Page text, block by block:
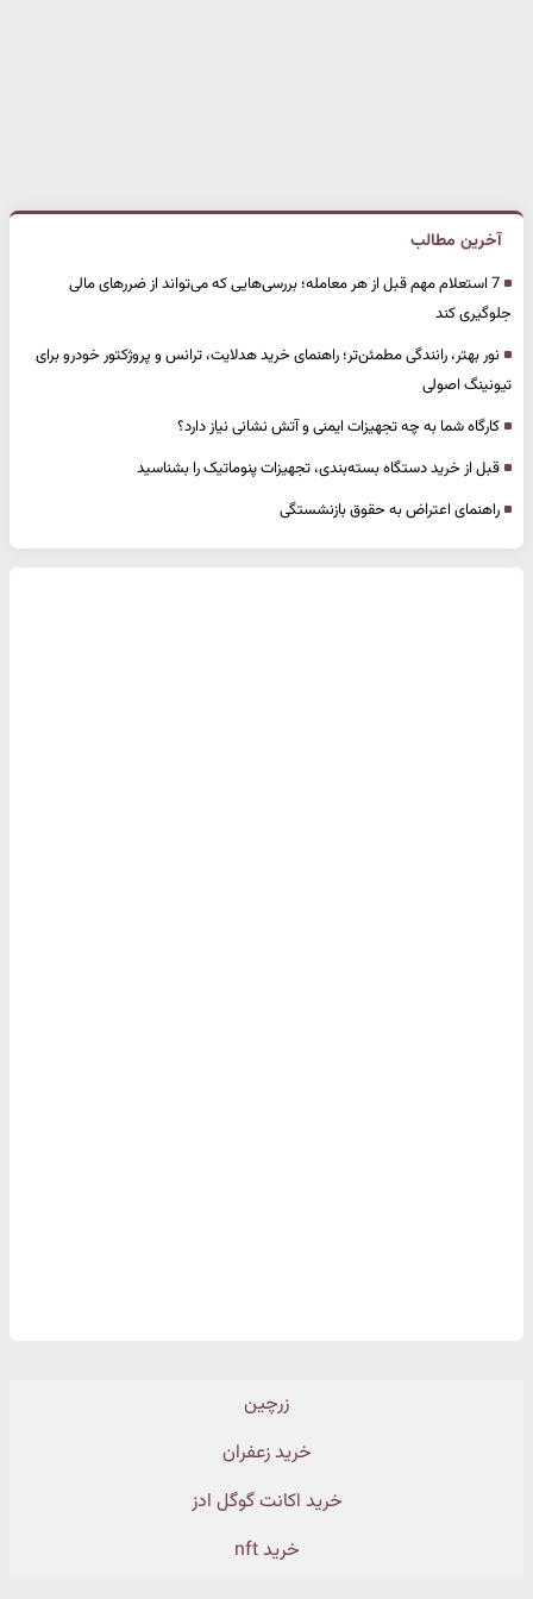
آخرین مطالب
7 استعلام مهم قبل از هر معامله؛ بررسی‌هایی که می‌تواند از ضررهای مالی
جلوگیری کند
نور بهتر، رانندگی مطمئن‌تر؛ راهنمای خرید هدلایت، ترانس و پروژکتور خودرو برای
تیونینگ اصولی
کارگاه شما به چه تجهیزات ایمنی و آتش نشانی نیاز دارد؟
قبل از خرید دستگاه بسته‌بندی، تجهیزات پنوماتیک را بشناسید
راهنمای اعتراض به حقوق بازنشستگی
زرچین
خرید زعفران
خرید اکانت گوگل ادز
خرید nft